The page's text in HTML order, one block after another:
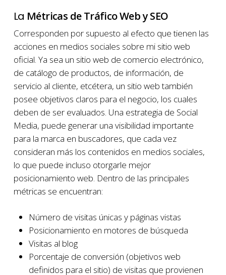
La Métricas de Tráfico Web y SEO
Corresponden por supuesto al efecto que tienen las
acciones en medios sociales sobre mi sitio web
oficial. Ya sea un sitio web de comercio electrónico,
de catálogo de productos, de información, de
servicio al cliente, etcétera, un sitio web también
posee objetivos claros para el negocio, los cuales
deben de ser evaluados. Una estrategia de Social
Media, puede generar una visibilidad importante
para la marca en buscadores, que cada vez
consideran más los contenidos en medios sociales,
lo que puede incluso otorgarle mejor
posicionamiento web. Dentro de las principales
métricas se encuentran:
Número de visitas únicas y páginas vistas
Posicionamiento en motores de búsqueda
Visitas al blog
Porcentaje de conversión (objetivos web
definidos para el sitio) de visitas que provienen